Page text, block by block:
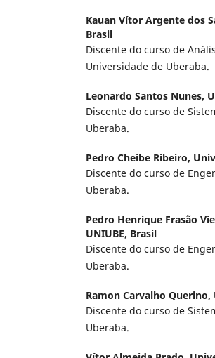
Kauan Vítor Argente dos
Brasil
Discente do curso de
Universidade de Uberaba.
Leonardo Santos Nunes,
Discente do curso de
Uberaba.
Pedro Cheibe Ribeiro,
Discente do curso de
Uberaba.
Pedro Henrique Frasão
UNIUBE, Brasil
Discente do curso de
Uberaba.
Ramon Carvalho Querino,
Discente do curso de
Uberaba.